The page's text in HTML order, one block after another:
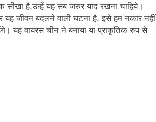
है,उन्हें यह सब जरुर याद रखना चाहिये।
यह जीवन बदलने वाली घटना है, इसे हम नकार नहीं
यह वायरस चीन ने बनाया या प्राकृतिक रुप से